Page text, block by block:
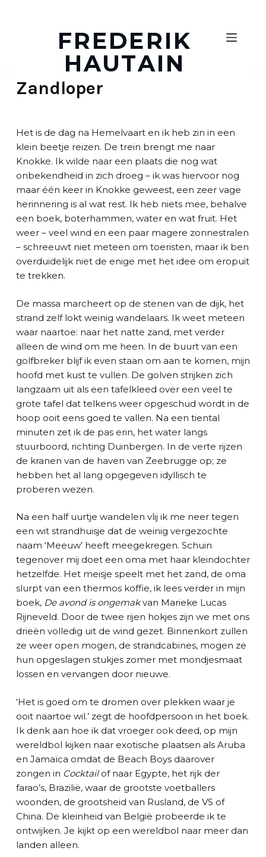
n
a
a
FREDERIK
HAUTAIN
Zandloper
Het is de dag na Hemelvaart en ik heb zin in een
klein beetje reizen. De trein brengt me naar
Knokke. Ik wilde naar een plaats die nog wat
onbekendheid in zich droeg – ik was hiervoor nog
maar één keer in Knokke geweest, een zeer vage
herinnering is al wat rest. Ik heb niets mee, behalve
een boek, boterhammen, water en wat fruit. Het
weer – veel wind en een paar magere zonnestralen
– schreeuwt niet meteen om toeristen, maar ik ben
overduidelijk niet de enige met het idee om eropuit
te trekken.
De massa marcheert op de stenen van de dijk, het
strand zelf lokt weinig wandelaars. Ik weet meteen
waar naartoe: naar het natte zand, met verder
alleen de wind om me heen. In de buurt van een
golfbreker blijf ik even staan om aan te komen, mijn
hoofd met kust te vullen. De golven strijken zich
langzaam uit als een tafelkleed over een veel te
grote tafel dat telkens weer opgeschud wordt in de
hoop ooit eens goed te vallen. Na een tiental
minuten zet ik de pas erin, het water langs
stuurboord, richting Duinbergen. In de verte rijzen
de kranen van de haven van Zeebrugge op; ze
hebben het al lang opgegeven idyllisch te
proberen wezen.
Na een half uurtje wandelen vlij ik me neer tegen
een wit strandhuisje dat de weinig vergezochte
naam ‘Meeuw’ heeft meegekregen. Schuin
tegenover mij doet een oma met haar kleindochter
hetzelfde. Het meisje speelt met het zand, de oma
slurpt van een thermos koffie, ik lees verder in mijn
boek, De avond is ongemakvan Marieke Lucas
Rijneveld. Door de twee rijen hokjes zijn we met ons
drieën volledig uit de wind gezet. Binnenkort zullen
ze weer open mogen, de strandcabines, mogen ze
hun opgeslagen stukjes zomer met mondjesmaat
lossen en vervangen door nieuwe.
‘Het is goed om te dromen over plekken waar je
ooit naartoe wil.’ zegt de hoofdpersoon in het boek.
Ik denk aan hoe ik dat vroeger ook deed, op mijn
wereldbol kijken naar exotische plaatsen als Aruba
en Jamaïca omdat de Beach Boys daarover
zongen in Cocktailof naar Egypte, het rijk der
farao’s, Brazilië, waar de grootste voetballers
woonden, de grootsheid van Rusland, de VS of
China. De kleinheid van België probeerde ik te
ontwijken. Je kijkt op een wereldbol naar meer dan
landen alleen.